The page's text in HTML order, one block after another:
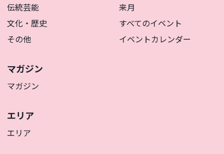
伝統芸能
文化・歴史
その他
来月
すべてのイベント
イベントカレンダー
マガジン
マガジン
エリア
エリア